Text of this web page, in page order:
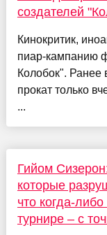
создателей
Кинокритик,
пиар-кампанию
Колобок". Ранее
прокат только
...
Гийом
которые
что когда-
турнире – с